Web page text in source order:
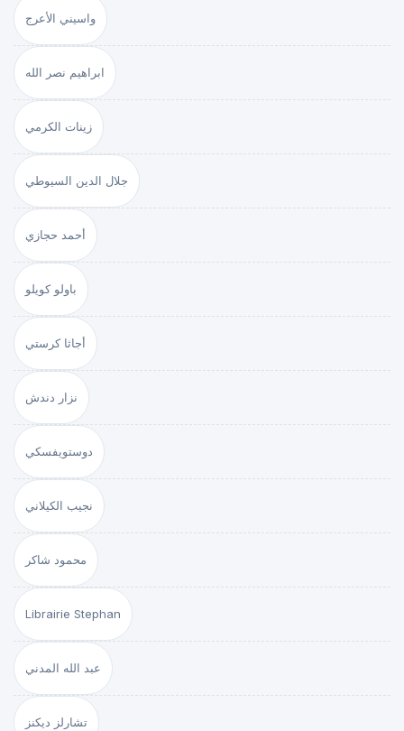
واسيني الأعرج
ابراهيم نصر الله
زينات الكرمي
جلال الدين السيوطي
أحمد حجازي
باولو كويلو
أجاثا كرستي
نزار دندش
دوستويفسكي
نجيب الكيلاني
محمود شاكر
Librairie Stephan
عبد الله المدني
تشارلز ديكنز